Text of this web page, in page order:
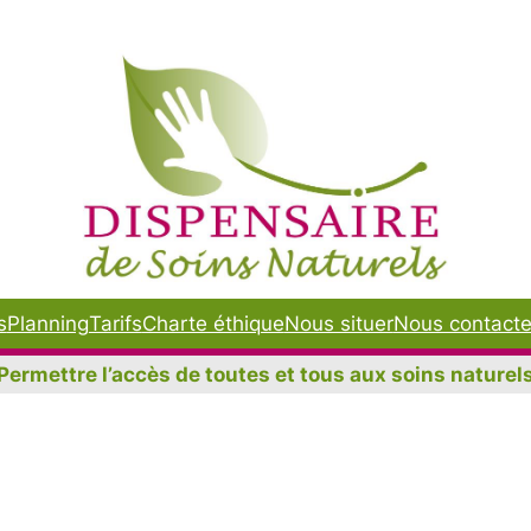
PlanningTarifsCharte éthiqueNous situerNous
l’accès de toutes et tous aux soins